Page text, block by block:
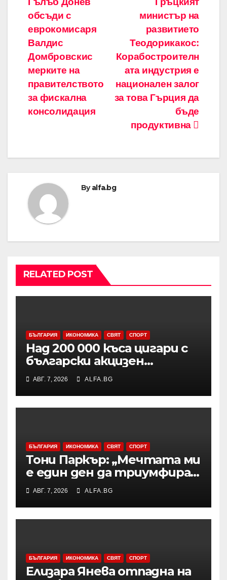
министър на
развитието
Теодорикакос:
Корабостроителн
ата индустрия е
национален залог
за това Гърция да
бъде
продуктивна
обсъди с
еврокомисаря
Валдис
Домбровскис
мерките на
правителството
за фискална
консолидация
Byalfa.bg
RELATED POST
БЪЛГАРИЯ ИКОНОМИКА СВЯТ СПОРТ
Над 200 000 къса цигари с
български акцизен
бандерол са задържани при
проверка на товарен
автомобил в района на
Видин
АВГ. 7, 2026 ALFA.BG
БЪЛГАРИЯ ИКОНОМИКА СВЯТ СПОРТ
Тони Паркър: „Мечтата ми
е един ден да триумфирам
с АСВЕЛ и да стана
шампион на НБА Европа“
АВГ. 7, 2026 ALFA.BG
БЪЛГАРИЯ ИКОНОМИКА СВЯТ СПОРТ
Елизара Янева отпадна на